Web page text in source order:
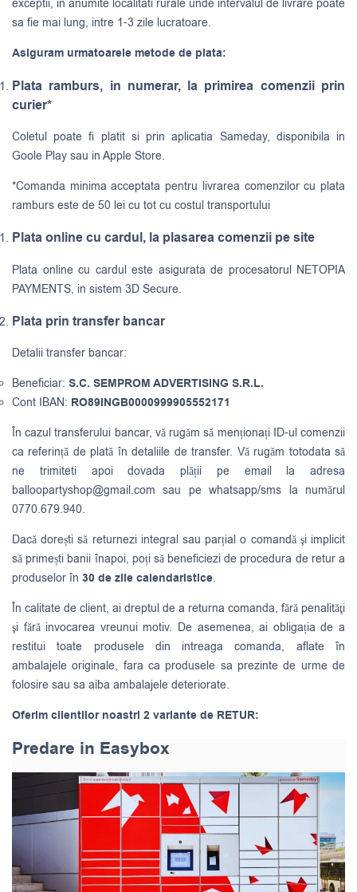
exceptii, in anumite localitati rurale unde intervalul de livrare poate
sa fie mai lung, intre 1-3 zile lucratoare.
Asiguram urmatoarele metode de plata:
Plata ramburs, in numerar, la primirea comenzii prin
curier*
Coletul poate fi platit si prin aplicatia Sameday, disponibila in
Goole Play sau in Apple Store.
*Comanda minima acceptata pentru livrarea comenzilor cu plata
ramburs este de 50 lei cu tot cu costul transportului
Plata online cu cardul, la plasarea comenzii pe site
Plata online cu cardul este asigurata de procesatorul NETOPIA
PAYMENTS, in sistem 3D Secure.
Plata prin transfer bancar
Detalii transfer bancar:
Beneficiar: S.C. SEMPROM ADVERTISING S.R.L.
Cont IBAN: RO89INGB0000999905552171
În cazul transferului bancar, vă rugăm să menționați ID-ul comenzii
ca referință de plată în detaliile de transfer. Vă rugăm totodata să
ne trimiteti apoi dovada plății pe email la adresa
balloopartyshop@gmail.com sau pe whatsapp/sms la numărul
0770.679.940.
Dacă dorești să returnezi integral sau parțial o comandă şi implicit
să primești banii înapoi, poți să beneficiezi de procedura de retur a
produselor în 30 de zile calendaristice.
În calitate de client, ai dreptul de a returna comanda, fără penalităţi
şi fără invocarea vreunui motiv. De asemenea, ai obligația de a
restitui toate produsele din intreaga comanda, aflate în
ambalajele originale, fara ca produsele sa prezinte de urme de
folosire sau sa aiba ambalajele deteriorate.
Oferim clientilor noastri 2 variante de RETUR:
Predare in Easybox